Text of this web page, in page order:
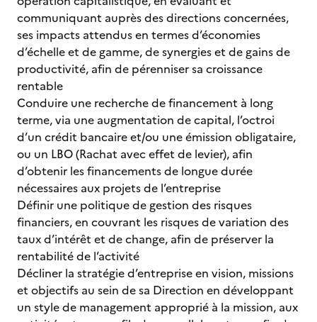
communiquant auprès des directions concernées,
ses impacts attendus en termes d’économies
d’échelle et de gamme, de synergies et de gains de
productivité, afin de pérenniser sa croissance
rentable
Conduire une recherche de financement à long
terme, via une augmentation de capital, l’octroi
d’un crédit bancaire et/ou une émission obligataire,
ou un LBO (Rachat avec effet de levier), afin
d’obtenir les financements de longue durée
nécessaires aux projets de l’entreprise
Définir une politique de gestion des risques
financiers, en couvrant les risques de variation des
taux d’intérêt et de change, afin de préserver la
rentabilité de l’activité
Décliner la stratégie d’entreprise en vision, missions
et objectifs au sein de sa Direction en développant
un style de management approprié à la mission, aux